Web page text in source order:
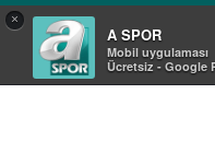
×
A SPOR
Mobil uygulaması
Ücretsiz - Google